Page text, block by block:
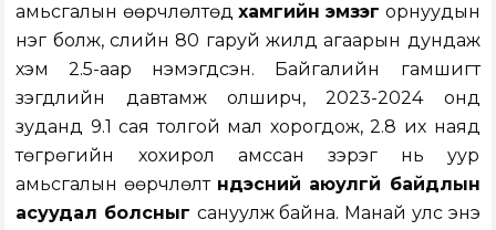
амьсгалын өөрчлөлтөд хамгийн эмзэг орнуудын
нэг болж, сүүлийн 80 гаруй жилд агаарын дундаж
хэм 2.5-аар нэмэгдсэн. Байгалийн гамшигт
үзэгдлийн давтамж олширч, 2023-2024 онд
зуданд 9.1 сая толгой мал хорогдож, 2.8 их наяд
төгрөгийн хохирол амссан зэрэг нь уур
амьсгалын өөрчлөлт үндэсний аюулгүй байдлын
асуудал болсныг сануулж байна. Манай улс энэ